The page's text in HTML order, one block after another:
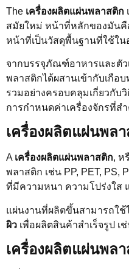
The เครื่องผลิตแผ่นพลาสติก
สมัยใหม่ หน้าที่หลักของมันคื
หน้าที่เป็นวัสดุพื้นฐานที่ใช้ใน
จากบรรจุภัณฑ์อาหารและตั
พลาสติกได้ผสานเข้ากับเกือ
รวมอย่างครอบคลุมเกี่ยวกับ
การกำหนดค่าเครื่องจักรที่
เครื่องผลิตแผ่นพล
A เครื่องผลิตแผ่นพลาสติก, ห
พลาสติก เช่น PP, PET,
ที่มีความหนา ความโปร่งใส
แผ่นงานที่ผลิตขึ้นสามารถใช้
ผิว เพื่อผลิตสินค้าสำเร็จรูป
เครื่องผลิตแผ่นพล